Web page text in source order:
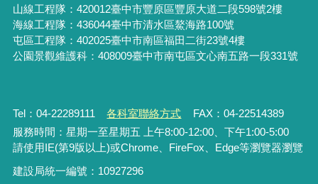
山線工程隊：420012臺中市豐原區豐原大道二段598號2樓
海線工程隊：436044臺中市清水區鰲海路100號
屯區工程隊：402025臺中市南區福田二街23號4樓
公園景觀維護科：408009臺中市南屯區文心南五路一段331號
Tel：04-22289111 各科室聯絡方式
FAX：04-22514389
服務時間：星期一至星期五 上午8:00-12:00、下午1:00-5:00
請使用IE(第9版以上)或Chrome、FireFox、Edge等瀏覽器瀏覽
建設局統一編號：10927296